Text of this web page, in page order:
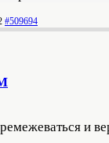
#509694
и